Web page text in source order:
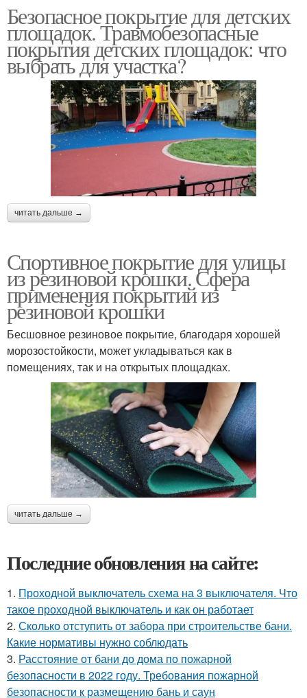
Безопасное покрытие для детских
площадок. Травмобезопасные
покрытия детских площадок: что
выбрать для участка?
читать дальше →
Спортивное покрытие для улицы
из резиновой крошки. Сфера
применения покрытий из
резиновой крошки
Бесшовное резиновое покрытие, благодаря хорошей
морозостойкости, может укладываться как в
помещениях, так и на открытых площадках.
читать дальше →
Последние обновления на сайте:
1. Проходной выключатель схема на 3 выключателя. Что
такое проходной выключатель и как он работает
2. Сколько отступить от забора при строительстве бани.
Какие нормативы нужно соблюдать
3. Расстояние от бани до дома по пожарной
безопасности в 2022 году. Требования пожарной
безопасности к размещению бань и саун